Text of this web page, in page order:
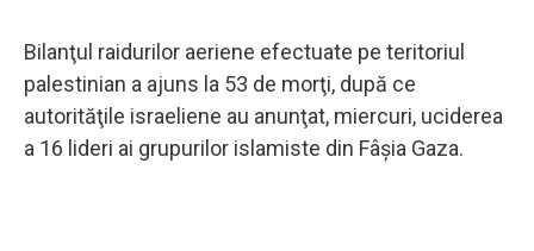
Bilanţul raidurilor aeriene efectuate pe teritoriul
palestinian a ajuns la 53 de morţi, după ce
autorităţile israeliene au anunţat, miercuri, uciderea
a 16 lideri ai grupurilor islamiste din Fâşia Gaza.